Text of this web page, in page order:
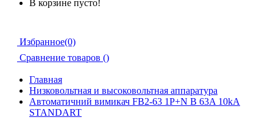
В корзине пусто!
Избранное(0)
Сравнение товаров ()
Главная
Низковольтная и высоковольтная аппаратура
Автоматичний вимикач FB2-63 1P+N B 63A 10kA
STANDART